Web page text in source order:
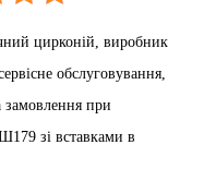
цирконій, виробник
обслуговування,
замовлення при
зі вставками в